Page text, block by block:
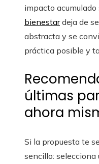
impacto acumulado
bienestardeja de
abstracta y se
práctica posible y
últimas
ahora
Si la propuesta te
sencillo: selecciona